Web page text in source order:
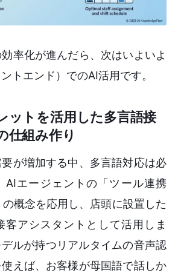
率化が進んだら、次はいよいよ
トエンド）でのAI活用です。
ットを活用した多言語接
仕組み作り
が増加する中、多言語対応は必
AIエージェントの「ツール連携
の概念を応用し、店頭に設置した
客アシスタントとして活用しま
ルが持つリアルタイムの音声認
えば、お客様が母国語で話しか